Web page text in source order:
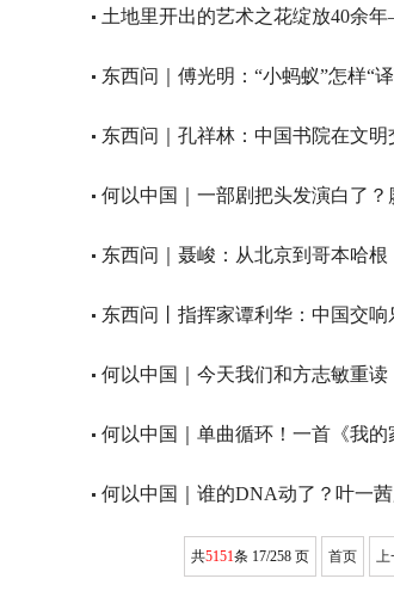
土地里开出的艺术之花绽放40余
东西问｜傅光明：“小蚂蚁”怎样“译
东西问｜孔祥林：中国书院在文
何以中国｜一部剧把头发演白了
东西问｜聂峻：从北京到哥本哈
东西问丨指挥家谭利华：中国交
何以中国｜今天我们和方志敏重读
何以中国｜单曲循环！一首《我
何以中国｜谁的DNA动了？叶一
共5151条 17/258 页 首页 上